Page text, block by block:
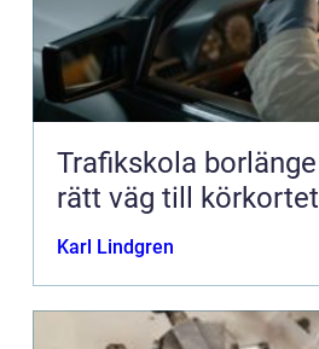
Trafikskola borlänge så väljer du
rätt väg till körkortet
Karl Lindgren